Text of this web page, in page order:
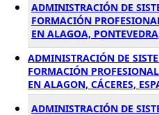
ADMINISTRACIÓN DE
FORMACIÓN
EN ALAGOA,
ADMINISTRACIÓN DE
FORMACIÓN
EN ALAGON, CÁCERES,
ADMINISTRACIÓN DE